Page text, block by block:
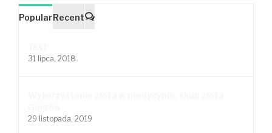
PopularRecent
31 lipca, 2018
29 listopada, 2019